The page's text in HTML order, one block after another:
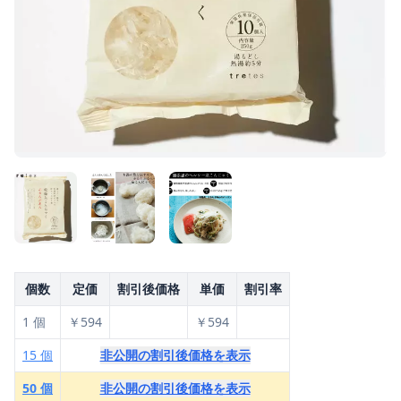
個数 定価 割引後価格 単価
割引率
1 個
￥594
￥594
15 個
非公開の割引後価格を表示
50 個
非公開の割引後価格を表示